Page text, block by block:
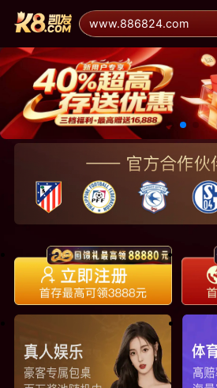
www.886824.com